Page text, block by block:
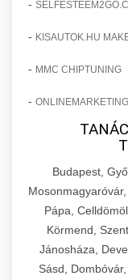
-
- KISAUTOK.HU
- MMC CHIPTUNING
-
Budapest,
Pápa,
Körmend,
Jánosháza,
Sásd,